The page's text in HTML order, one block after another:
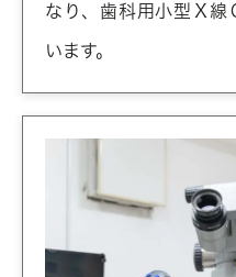
なり、歯科用小型Ｘ線
います。